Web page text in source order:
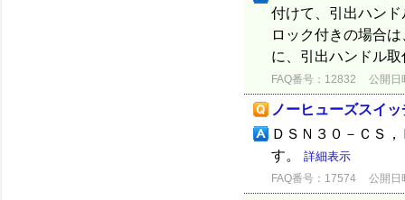
付けて、引出ハン
ロック付きの場合
に、引出ハンドル
FAQ番号：12832 公開日
ノーヒューズスイ
ＤＳＮ３０－ＣＳ
す。 詳細表示
FAQ番号：17574 公開日